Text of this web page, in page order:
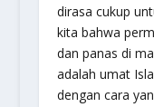
dirasa cukup
kita bahwa
dan panas di
adalah umat
dengan cara